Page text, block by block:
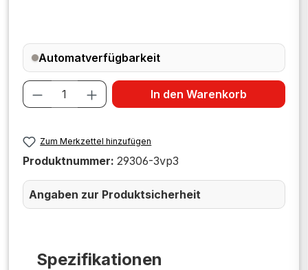
Spezifikationen
Automatverfügbarkeit
Produkt Anzahl: Gib den
In den Warenkorb
Zum Merkzettel hinzufügen
Produktnummer: 29306-3vp3
Angaben zur Produktsicherheit